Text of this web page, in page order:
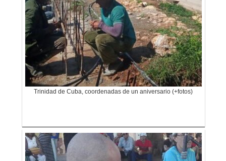
Trinidad de Cuba, coordenadas de un aniversario (+fotos)